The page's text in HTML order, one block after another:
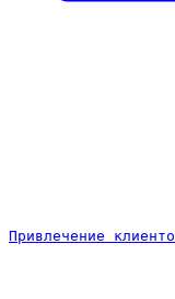
Привлечение